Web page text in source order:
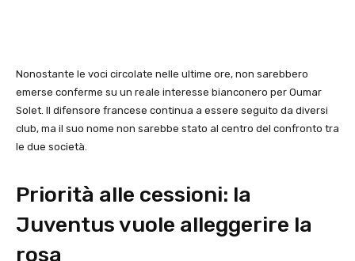
Nonostante le voci circolate nelle ultime ore, non sarebbero
emerse conferme su un reale interesse bianconero per Oumar
Solet. Il difensore francese continua a essere seguito da diversi
club, ma il suo nome non sarebbe stato al centro del confronto tra
le due società.
Priorità alle cessioni: la
Juventus vuole alleggerire la
rosa